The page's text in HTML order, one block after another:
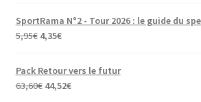
SportRama N°2 - Tour 2026 : le guide du
5,95€ Le
5,95€.
4,35€Le
Pack Retour vers le futur
63,60€ Le
44,52€Le